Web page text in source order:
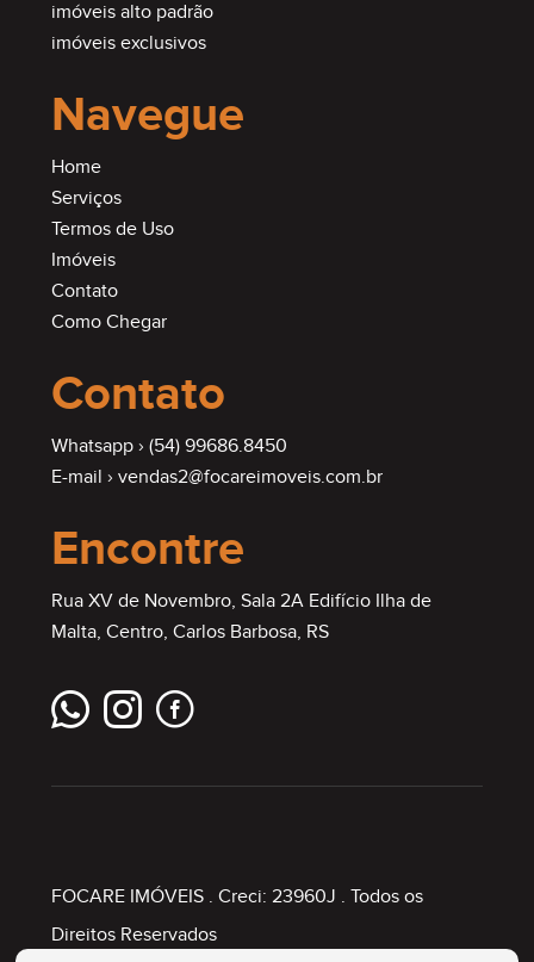
imóveis alto padrão
imóveis exclusivos
Navegue
Home
Serviços
Termos de Uso
Imóveis
Contato
Como Chegar
Contato
Whatsapp › (54) 99686.8450
E-mail › vendas2@focareimoveis.com.br
Encontre
Rua XV de Novembro, Sala 2A Edifício Ilha de
Malta, Centro, Carlos Barbosa, RS
FOCARE IMÓVEIS. Creci: 23960J . Todos os
Direitos Reservados